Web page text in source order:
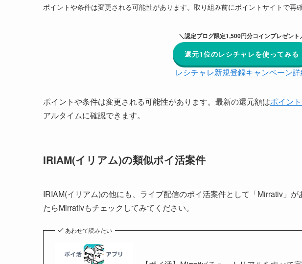
ポイントや条件は変更される可能性があります。取り組み前にポイントサイトで再
＼認定ブログ限定1,500円分コインプレゼント
還元1位のレシチャレを使ってみる
レシチャレ新規登録キャンペーン
ポイントや条件は変更される可能性があります。最新の還元額はポイン
アルタイムに確認できます。
IRIAM(イリアム)の類似ポイ活案件
IRIAM(イリアム)の他にも、ライブ配信のポイ活案件として「Mirrativ」
たらMirrativもチェックしてみてください。
あわせて読みたい